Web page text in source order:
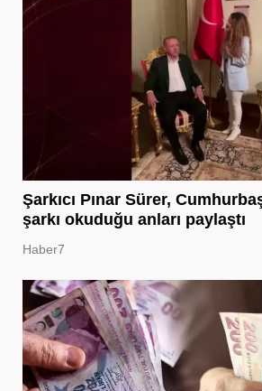
Şarkıcı Pınar Sürer,
şarkı okuduğu anları paylaştı
Haber7